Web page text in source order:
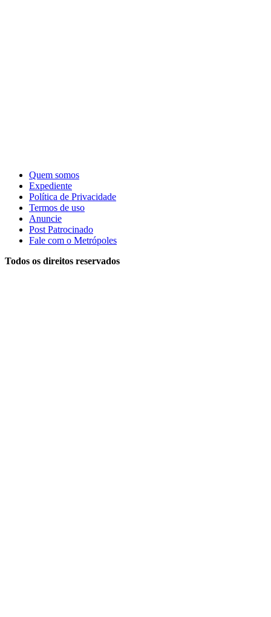
Quem somos
Expediente
Política de Privacidade
Termos de uso
Anuncie
Post Patrocinado
Fale com o Metrópoles
Todos os direitos reservados